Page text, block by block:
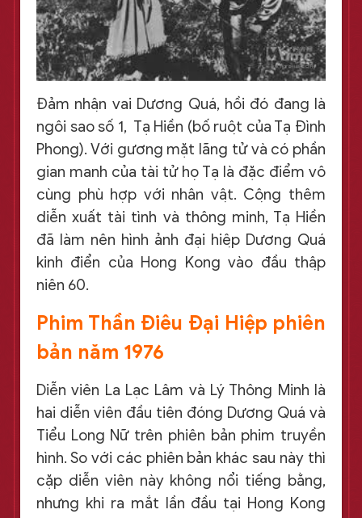
Đảm nhận vai Dương Quá, hồi đó đang là
ngôi sao số 1, Tạ Hiền (bố ruột của Tạ Đình
Phong). Với gương mặt lãng tử và có phần
gian manh của tài tử họ Tạ là đặc điểm vô
cùng phù hợp với nhân vật. Cộng thêm
diễn xuất tài tình và thông minh, Tạ Hiền
đã làm nên hình ảnh đại hiệp Dương Quá
kinh điển của Hong Kong vào đầu thập
niên 60.
Phim Thần Điêu Đại Hiệp phiên
bản năm 1976
Diễn viên La Lạc Lâm và Lý Thông Minh là
hai diễn viên đầu tiên đóng Dương Quá và
Tiểu Long Nữ trên phiên bản phim truyền
hình. So với các phiên bản khác sau này thì
cặp diễn viên này không nổi tiếng bằng,
nhưng khi ra mắt lần đầu tại Hong Kong